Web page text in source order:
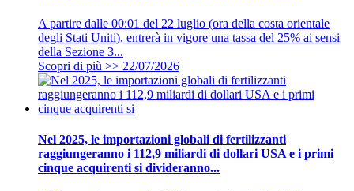
A partire dalle 00:01 del 22 luglio (ora della costa orientale
degli Stati Uniti), entrerà in vigore una tassa del 25% ai sensi
della Sezione 3...
Scopri di più >> 22/07/2026
Nel 2025, le importazioni globali di fertilizzanti
raggiungeranno i 112,9 miliardi di dollari USA e i primi
cinque acquirenti si divideranno...